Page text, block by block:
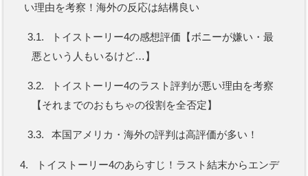
い理由を考察！海外の反応は結構良い
3.1.
トイストーリー4の感想評価【ボニーが嫌い・最
悪という人もいるけど…】
3.2.
トイストーリー4のラスト評判が悪い理由を考察
【それまでのおもちゃの役割を全否定】
3.3. 本国アメリカ・海外の評判は高評価が多い！
4.
トイストーリー4のあらすじ！ラスト結末からエンデ